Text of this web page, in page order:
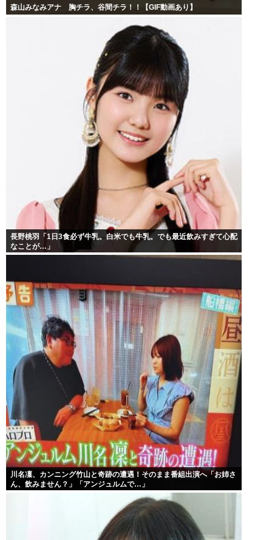
森山みなみアナ 胸チラ、谷間チラ！！【GIF動画あり】
長野桃羽「1日3食必ず牛乳。白米でも牛乳。でも最近飲みすぎて心配
なことが…」
川名凜、カンニング竹山と奇跡の遭遇！そのまま番組出演へ「お姉さ
ん、飲みません？」「アンジュルムで…」